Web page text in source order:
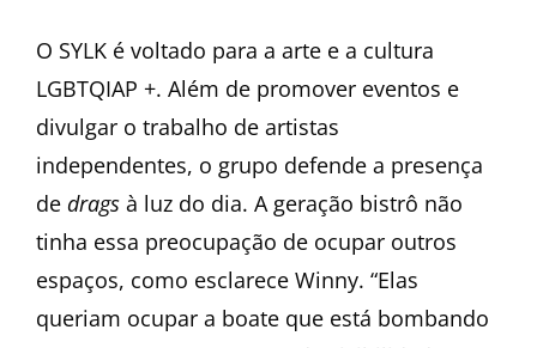
O SYLK é voltado para a arte e a cultura
LGBTQIAP +. Além de promover eventos e
divulgar o trabalho de artistas
independentes, o grupo defende a presença
de drags à luz do dia. A geração bistrô não
tinha essa preocupação de ocupar outros
espaços, como esclarece Winny. “Elas
queriam ocupar a boate que está bombando